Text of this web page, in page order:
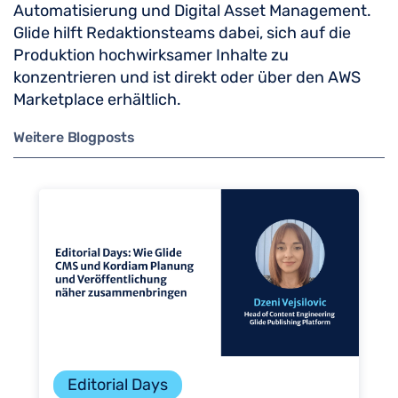
Automatisierung und Digital Asset Management.
Glide hilft Redaktionsteams dabei, sich auf die
Produktion hochwirksamer Inhalte zu
konzentrieren und ist direkt oder über den AWS
Marketplace erhältlich.
Weitere Blogposts
Editorial Days